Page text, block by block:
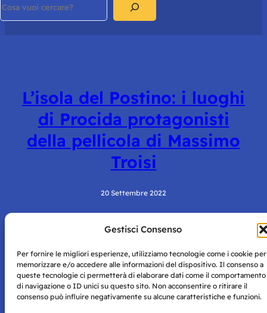
Gestisci Consenso
Per fornire le migliori esperienze, utilizziamo tecnologie come i cookie per
memorizzare e/o accedere alle informazioni del dispositivo. Il consenso a
queste tecnologie ci permetterà di elaborare dati come il comportamento
di navigazione o ID unici su questo sito. Non acconsentire o ritirare il
consenso può influire negativamente su alcune caratteristiche e funzioni.
L’isola del Postino: i luoghi
di Procida protagonisti
della pellicola di Massimo
Troisi
20 Settembre 2022